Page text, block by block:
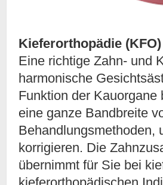
Kieferorthopädie
Eine richtige Zahn- und
harmonische
Funktion der
eine ganze Bandbreite
Behandlungsmethoden,
korrigieren. Die
übernimmt für Sie bei